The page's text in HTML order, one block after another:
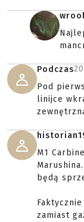
Podczas
Pod
linijce
M1
będą
zamiast